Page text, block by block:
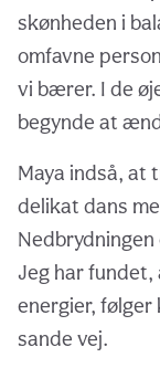
skønheden i
omfavne
vi bærer. I de
begynde at
Maya indså, at
delikat dans
Jeg har fundet,
energier, følger
sande vej.